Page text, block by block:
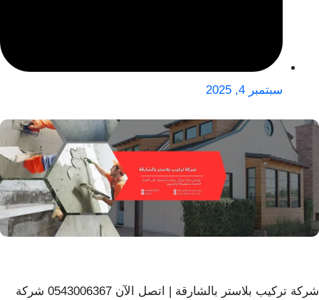
سبتمبر 4, 2025
شركة تركيب بلاستر بالشارقة | اتصل الآن 0543006367 شركة